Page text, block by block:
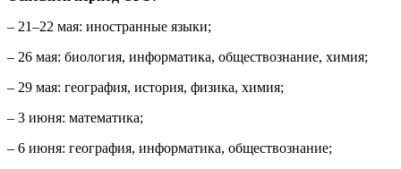
– 21–22 мая: иностранные языки;
– 26 мая: биология, информатика, обществознание, химия;
– 29 мая: география, история, физика, химия;
– 3 июня: математика;
– 6 июня: география, информатика, обществознание;